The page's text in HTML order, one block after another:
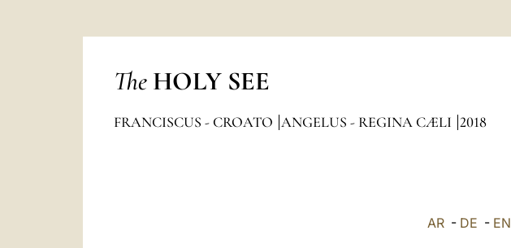
The HOLY SEE
FRANCISCUS - CROATO ANGELUS - REGINA CÆLI 2018
AR- DE - EN